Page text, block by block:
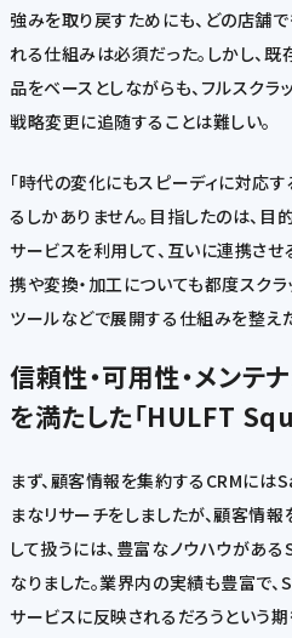
強みを取り戻すためにも、どの店舗
れる仕組みは必須だった。しかし、
品をベースとしながらも、フルスクラ
戦略変更に追随することは難しい。
「時代の変化にもスピーディに対応
るしかありません。目指したのは、
サービスを利用して、互いに連携させ
携や変換・加工についても都度スク
ツールなどで展開する仕組みを整えた
信頼性・可用性・メンテ
を満たした「HULFT
まず、顧客情報を集約するCRMには
まなリサーチをしましたが、顧客情
して扱うには、豊富なノウハウがあ
なりました。業界内の実績も豊富で
サービスに反映されるだろうという期